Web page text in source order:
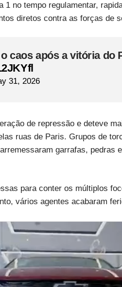
1 no tempo regulamentar,
diretos contra as forças de
caos após a vitória do
31, 2026
de repressão e deteve
ruas de Paris. Grupos de
garrafas, pedras
para conter os múltiplos
vários agentes acabaram